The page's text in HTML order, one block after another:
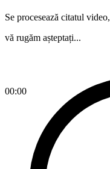
00:00
Se procesează citatul video,
vă rugăm așteptați...